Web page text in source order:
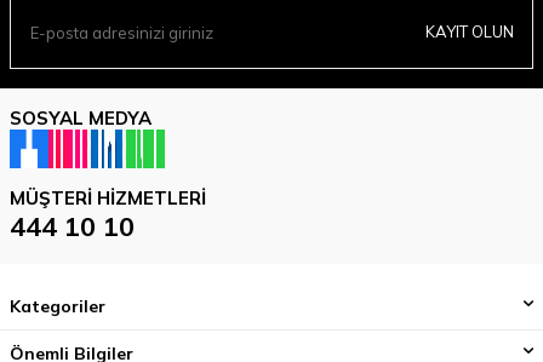
KAYIT OLUN
SOSYAL MEDYA
MÜŞTERI HIZMETLERI
444 10 10
Kategoriler
Önemli Bilgiler